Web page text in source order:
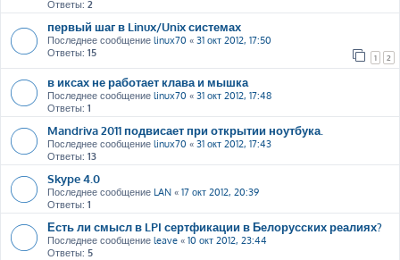
Ответы: 2
первый шаг в Linux/Unix системах
Последнее сообщение linux70 « 31 окт 2012, 17:50
Ответы: 15 1 2
в иксах не работает клава и мышка
Последнее сообщение linux70 « 31 окт 2012, 17:48
Ответы: 1
Mandriva 2011 подвисает при открытии ноутбука.
Последнее сообщение linux70 « 31 окт 2012, 17:43
Ответы: 13
Skype 4.0
Последнее сообщение LAN « 17 окт 2012, 20:39
Ответы: 1
Есть ли смысл в LPI сертфикации в Белорусских реалиях?
Последнее сообщение leave « 10 окт 2012, 23:44
Ответы: 5